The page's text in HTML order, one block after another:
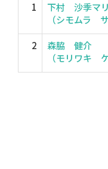
1
下村 沙季マ
（シモムラ
2
森脇 健介
（モリワキ